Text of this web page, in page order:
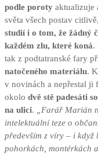
podle poroty aktualizuje
světa všech postav
studií i o tom, že žádný
každém zlu, které koná.
tak z podtatranské fary
natočeného materiálu.
v novinách a nepřestal ji
okolo dvě stě padesáti
na ulici.
„Farář Marián
intelektuální teze o
především z víry – i když
pohorkách, montérkách